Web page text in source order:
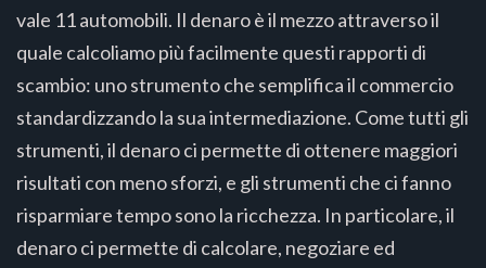
vale 11 automobili. Il denaro è il mezzo attraverso il
quale calcoliamo più facilmente questi rapporti di
scambio: uno strumento che semplifica il commercio
standardizzando la sua intermediazione. Come tutti gli
strumenti, il denaro ci permette di ottenere maggiori
risultati con meno sforzi, e gli strumenti che ci fanno
risparmiare tempo sono la ricchezza. In particolare, il
denaro ci permette di calcolare, negoziare ed